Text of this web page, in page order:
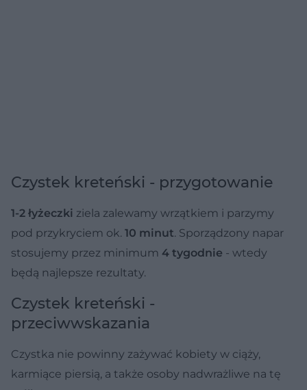
Czystek kreteński - przygotowanie
1-2 łyżeczki ziela zalewamy wrzątkiem i parzymy
pod przykryciem ok. 10 minut. Sporządzony napar
stosujemy przez minimum 4 tygodnie - wtedy
będą najlepsze rezultaty.
Czystek kreteński -
przeciwwskazania
Czystka nie powinny zażywać kobiety w ciąży,
karmiące piersią, a także osoby nadwrażliwe na tę